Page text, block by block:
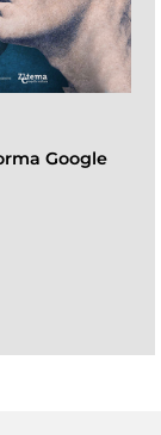
Google